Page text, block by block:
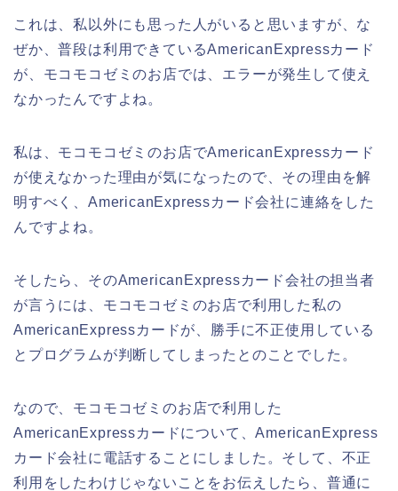
これは、私以外にも思った人がいると思いますが、な
ぜか、普段は利用できているAmericanExpressカード
が、モコモコゼミのお店では、エラーが発生して使え
なかったんですよね。
私は、モコモコゼミのお店でAmericanExpressカード
が使えなかった理由が気になったので、その理由を解
明すべく、AmericanExpressカード会社に連絡をした
んですよね。
そしたら、そのAmericanExpressカード会社の担当者
が言うには、モコモコゼミのお店で利用した私の
AmericanExpressカードが、勝手に不正使用している
とプログラムが判断してしまったとのことでした。
なので、モコモコゼミのお店で利用した
AmericanExpressカードについて、AmericanExpress
カード会社に電話することにしました。そして、不正
利用をしたわけじゃないことをお伝えしたら、普通に